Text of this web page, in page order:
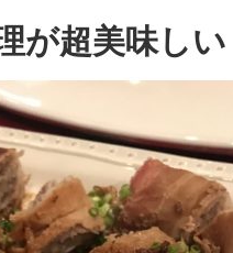
が超美味しい